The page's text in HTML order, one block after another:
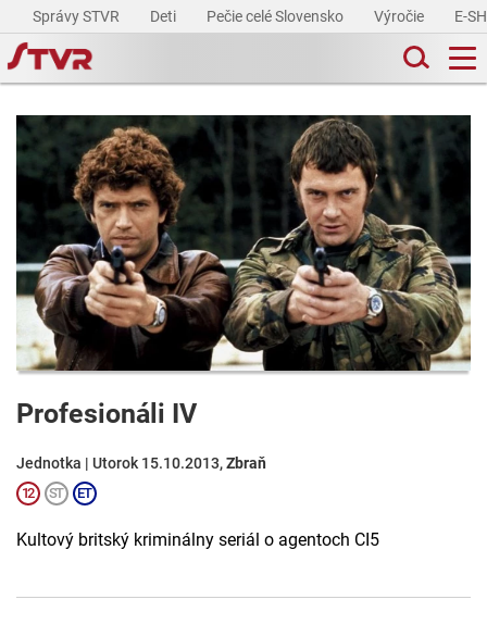
Správy STVR Deti Pečie celé Slovensko Výročie E-
Profesionáli IV
Jednotka | Utorok 15.10.2013,Zbraň
Kultový britský kriminálny seriál o agentoch CI5